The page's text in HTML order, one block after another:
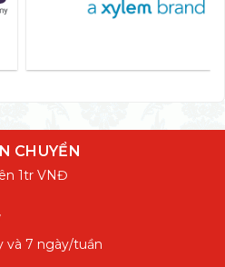
CHUYỂN
1tr VNĐ
và 7 ngày/tuần